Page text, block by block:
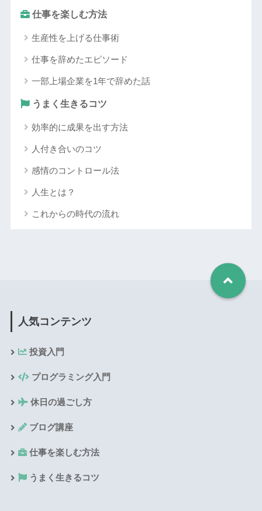
仕事を楽しむ方法
生産性を上げる仕事術
仕事を辞めたエピソード
一部上場企業を1年で辞めた話
うまく生きるコツ
効率的に成果を出す方法
人付き合いのコツ
感情のコントロール法
人生とは？
これからの時代の流れ
人気コンテンツ
投資入門
プログラミング入門
休日の過ごし方
ブログ講座
仕事を楽しむ方法
うまく生きるコツ